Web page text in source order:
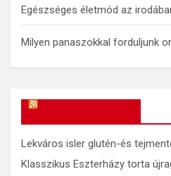
Egészséges életmód az
Milyen panaszokkal forduljunk
Lekváros isler glutén-és
Klasszikus Eszterházy torta